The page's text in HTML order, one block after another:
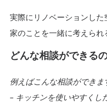
実際にリノベーションし
家のことを一緒に考えられ
どんな相談ができる
例えばこんな相談ができま
– キッチンを使いやすくし